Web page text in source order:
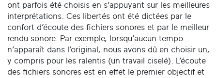
ont parfois été choisis en s’appuyant sur les meilleures
interprétations. Ces libertés ont été dictées par le
confort d’écoute des fichiers sonores et par le meilleur
rendu sonore. Par exemple, lorsqu’aucun tempo
n’apparaît dans l’original, nous avons dû en choisir un,
y compris pour les ralentis (un travail ciselé). L’écoute
des fichiers sonores est en effet le premier objectif et